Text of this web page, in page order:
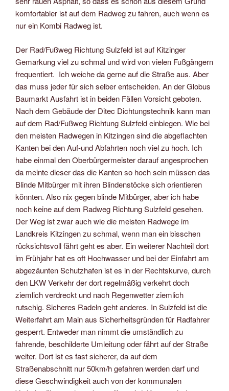
komfortabler ist auf dem Radweg zu fahren, auch wenn es
nur ein Kombi Radweg ist.
Der Rad/Fußweg Richtung Sulzfeld ist auf Kitzinger
Gemarkung viel zu schmal und wird von vielen Fußgängern
frequentiert. Ich weiche da gerne auf die Straße aus. Aber
das muss jeder für sich selber entscheiden. An der Globus
Baumarkt Ausfahrt ist in beiden Fällen Vorsicht geboten.
Nach dem Gebäude der Ditec Dichtungstechnik kann man
auf dem Rad/Fußweg Richtung Sulzfeld einbiegen. Wie bei
den meisten Radwegen in Kitzingen sind die abgeflachten
Kanten bei den Auf-und Abfahrten noch viel zu hoch. Ich
habe einmal den Oberbürgermeister darauf angesprochen
da meinte dieser das die Kanten so hoch sein müssen das
Blinde Mitbürger mit ihren Blindenstöcke sich orientieren
könnten. Also nix gegen blinde Mitbürger, aber ich habe
noch keine auf dem Radweg Richtung Sulzfeld gesehen.
Der Weg ist zwar auch wie die meisten Radwege im
Landkreis Kitzingen zu schmal, wenn man ein bisschen
rücksichtsvoll fährt geht es aber. Ein weiterer Nachteil dort
im Frühjahr hat es oft Hochwasser und bei der Einfahrt am
abgezäunten Schutzhafen ist es in der Rechtskurve, durch
den LKW Verkehr der dort regelmäßig verkehrt doch
ziemlich verdreckt und nach Regenwetter ziemlich
rutschig. Sicheres Radeln geht anderes. In Sulzfeld ist die
Weiterfahrt am Main aus Sicherheitsgründen für Radfahrer
gesperrt. Entweder man nimmt die umständlich zu
fahrende, beschilderte Umleitung oder fährt auf der Straße
weiter. Dort ist es fast sicherer, da auf dem
Straßenabschnitt nur 50km/h gefahren werden darf und
diese Geschwindigkeit auch von der kommunalen